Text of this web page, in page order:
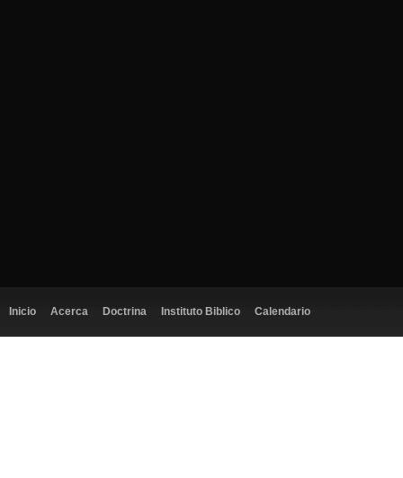
Inicio Acerca Doctrina Instituto Biblico Calendario